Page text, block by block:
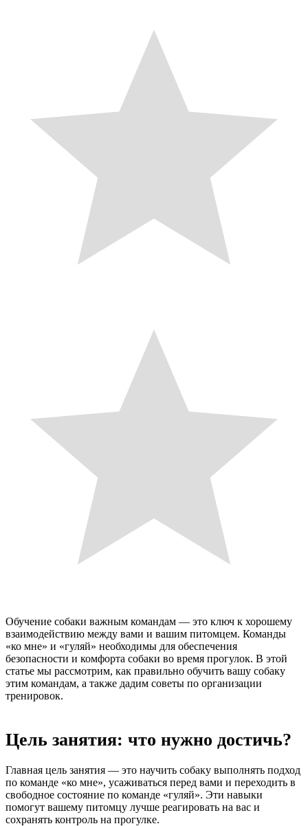
Обучение собаки важным командам — это ключ к хорошему
взаимодействию между вами и вашим питомцем. Команды
«ко мне» и «гуляй» необходимы для обеспечения
безопасности и комфорта собаки во время прогулок. В этой
статье мы рассмотрим, как правильно обучить вашу собаку
этим командам, а также дадим советы по организации
тренировок.
Цель занятия: что нужно достичь?
Главная цель занятия — это научить собаку выполнять подход
по команде «ко мне», усаживаться перед вами и переходить в
свободное состояние по команде «гуляй». Эти навыки
помогут вашему питомцу лучше реагировать на вас и
сохранять контроль на прогулке.